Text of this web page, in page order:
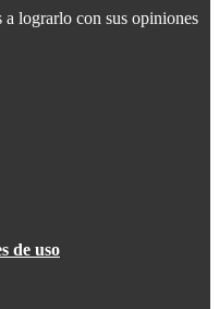
lograrlo con sus opiniones
de uso